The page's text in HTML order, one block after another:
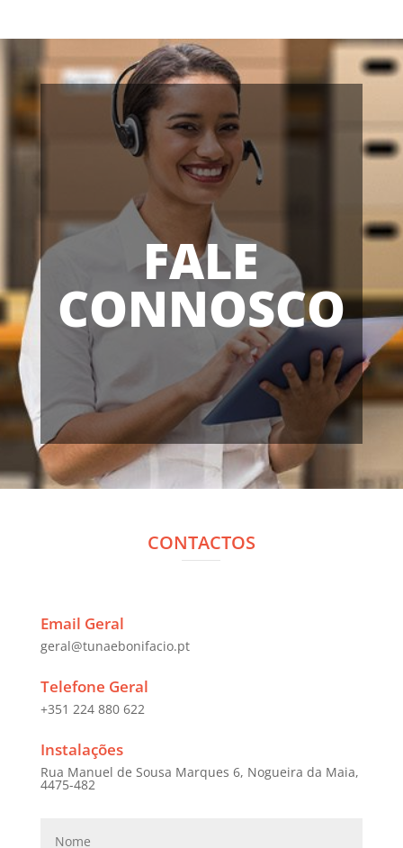
FALE
CONNOSCO
CONTACTOS
Email Geral
geral@tunaebonifacio.pt
Telefone Geral
+351 224 880 622
Instalações
Rua Manuel de Sousa Marques 6, Nogueira da Maia,
4475-482